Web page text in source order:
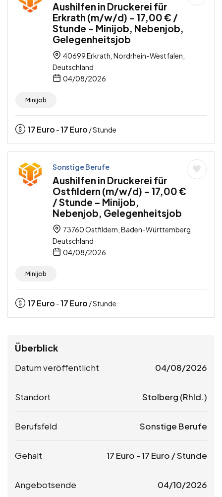
Aushilfen in Druckerei für
Erkrath (m/w/d) – 17,00 € /
Stunde – Minijob, Nebenjob,
Gelegenheitsjob
40699 Erkrath, Nordrhein-Westfalen,
Deutschland
04/08/2026
Minijob
17Euro -17Euro / Stunde
Sonstige Berufe
Aushilfen in Druckerei für
Ostfildern (m/w/d) – 17,00 €
/ Stunde – Minijob,
Nebenjob, Gelegenheitsjob
73760 Ostfildern, Baden-Württemberg,
Deutschland
04/08/2026
Minijob
17Euro -17Euro / Stunde
Überblick
Datum veröffentlicht 04/08/2026
Standort Stolberg (Rhld.)
Berufsfeld Sonstige Berufe
Gehalt 17 Euro -17 Euro / Stunde
Angebotsende 04/10/2026